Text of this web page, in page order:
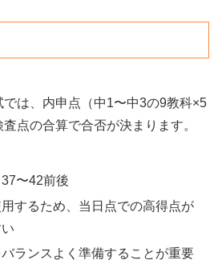
は、内申点（中1〜中3の9教科×5
点の合算で合否が決まります。
37〜42前後
するため、当日点での高得点が
ランスよく準備することが重要